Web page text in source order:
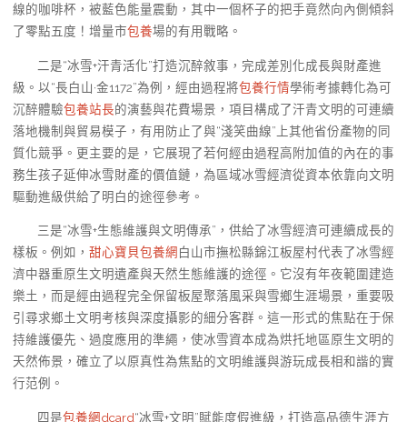
線的咖啡杯，被藍色能量震動，其中一個杯子的把手竟然向內側傾斜
了零點五度！增量市包養場的有用戰略。
二是“冰雪+汗青活化”打造沉醉敘事，完成差別化成長與財產進
級。以“長白山·金1172”為例，經由過程將包養行情學術考據轉化為可
沉醉體驗包養站長的演藝與花費場景，項目構成了汗青文明的可連續
落地機制與貿易模子，有用防止了與“淺笑曲線”上其他省份產物的同
質化競爭。更主要的是，它展現了若何經由過程高附加值的內在的事
務生孩子延伸冰雪財產的價值鏈，為區域冰雪經濟從資本依靠向文明
驅動進級供給了明白的途徑參考。
三是“冰雪+生態維護與文明傳承”，供給了冰雪經濟可連續成長的
樣板。例如， 甜心寶貝包養網 白山市撫松縣錦江板屋村代表了冰雪經
濟中器重原生文明遺產與天然生態維護的途徑。它沒有年夜範圍建造
樂土，而是經由過程完全保留板屋聚落風采與雪鄉生涯場景，重要吸
引尋求鄉土文明考核與深度攝影的細分客群。這一形式的焦點在于保
持維護優先、過度應用的準繩，使冰雪資本成為烘托地區原生文明的
天然佈景，確立了以原真性為焦點的文明維護與游玩成長相和諧的實
行范例。
四是包養網dcard“冰雪+文明”賦能度假進級，打造高品德生涯方